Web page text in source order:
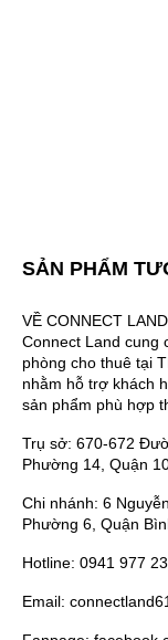
SẢN PHẨM
VỀ CONNECT LAND
Connect Land cung
phòng cho thuê tại
nhằm hỗ trợ khách
sản phẩm phù hợp
Trụ sở: 670-672
Phường 14, Quận
Chi nhánh: 6
Phường 6, Quận
Hotline: 0941 977
Email: